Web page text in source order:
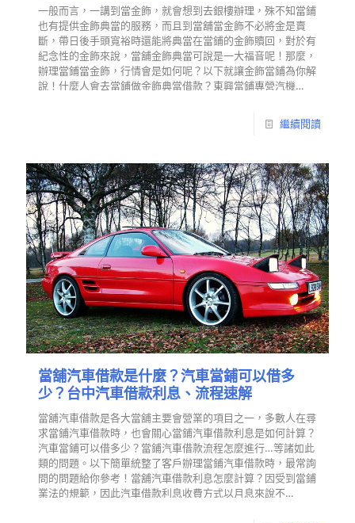
一般而言，一講到當金飾，就會想到去銀樓辦理，殊不知當鋪
也有提供金飾典當的服務，而且到當舖當金飾不必將金是賣
斷，帶日後手頭寬裕時還能將典當在當鋪的金飾贖回，對於有
紀念性的金飾來說，當舖金飾典當可說是一大福音呢！那麼，
辦理當鋪當金飾，行情會是如何呢？以下就讓金飾當鋪為你解
說！什麼人會去當鋪做金飾典當借款？東興當鋪專營汽機…
繼續閱讀
當舖汽車借款是什麼？汽車當鋪可以借多
少？台中汽車借款利息、流程速解
當舖汽車借款是各大當舖主要會營業的項目之一，多數人在尋
求當鋪汽車借款時，也會關心當鋪汽車借款利息是如何計算？
汽車當鋪可以借多少？當鋪汽車借款流程怎麼進行…等諸如此
類的問題。以下簡單統整了客戶辦理當鋪汽車借款時，最常詢
問的問題給你參考！當舖汽車借款利息怎麼計算？因受到當鋪
業法的規範，因此汽車借款利息收費方式以月息來說不…